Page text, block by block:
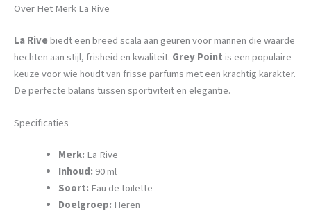
Over Het Merk La Rive
La Rivebiedt een breed scala aan geuren voor mannen die waarde
hechten aan stijl, frisheid en kwaliteit. Grey Pointis een populaire
keuze voor wie houdt van frisse parfums met een krachtig karakter.
De perfecte balans tussen sportiviteit en elegantie.
Specificaties
Merk: La Rive
Inhoud: 90 ml
Soort: Eau de toilette
Doelgroep: Heren